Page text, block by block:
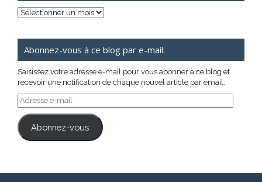
Archives
Abonnez-vous à ce blog par e-mail.
Saisissez votre adresse e-mail pour vous abonner à ce blog et
recevoir une notification de chaque nouvel article par email.
Adresse
e-
mail
Abonnez-vous